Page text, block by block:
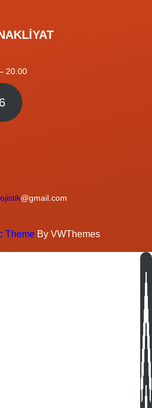
20.00
@gmail.com
Theme By VWThemes